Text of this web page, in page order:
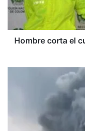
pareja
a
Hombre corta el